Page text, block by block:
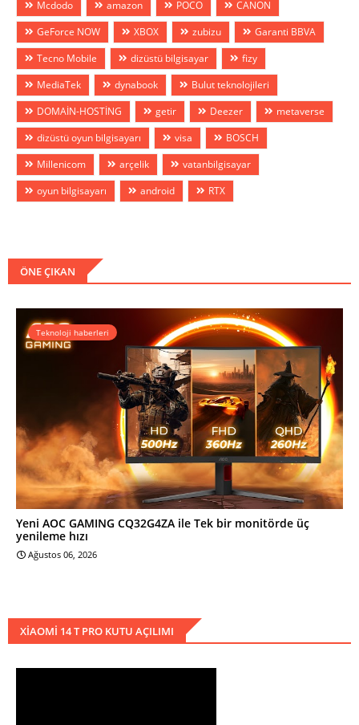
Mcdodo
amazon POCO
CANON
GeForce NOW
XBOX zubizu
Garanti BBVA
Tecno Mobile
dizüstü bilgisayar
fizy
MediaTek
dynabook
Bulut teknolojileri
DOMAİN-HOSTİNG
getir Deezer
metaverse
dizüstü oyun bilgisayarı
visa
BOSCH
Millenicom
arçelik
vatanbilgisayar
oyun bilgisayarı
android RTX
ÖNE ÇIKAN
Teknoloji haberleri
Yeni AOC GAMING CQ32G4ZA ile Tek bir monitörde üç
yenileme hızı
Ağustos 06, 2026
XIAOMI 14 T PRO KUTU AÇILIMI